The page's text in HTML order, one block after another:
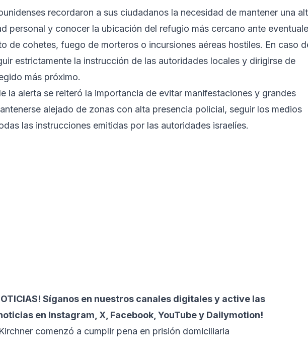
recordaron a sus ciudadanos la necesidad de mantener una
personal y conocer la ubicación del refugio más cercano ante
de cohetes, fuego de morteros o incursiones aéreas hostiles. En caso
estrictamente la instrucción de las autoridades locales y dirigirse de
más próximo.
la alerta se reiteró la importancia de evitar manifestaciones y grandes
alejado de zonas con alta presencia policial, seguir los medios
las instrucciones emitidas por las autoridades israelíes.
Síganos en nuestros canales digitales y active las
en Instagram, X, Facebook, YouTube y Dailymotion!
comenzó a cumplir pena en prisión domiciliaria